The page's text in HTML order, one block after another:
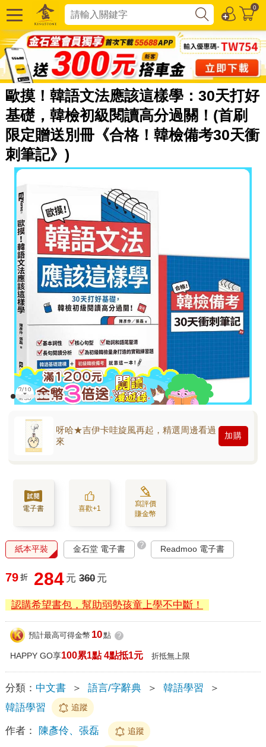
0
歐摸！韓語文法應該這樣學：30天打好
基礎，韓檢初級閱讀高分過關！(首刷
限定贈送別冊《合格！韓檢備考30天衝
刺筆記》)
呀哈★吉伊卡哇旋風再起，精選周邊看過
來
加購
電子書 喜歡+1
寫評價
賺金幣
紙本平裝 金石堂 電子書 ? Readmoo 電子書
79 折 284 元 360 元
認購希望書包，幫助弱勢孩童上學不中斷！
預計最高可得金幣 10點 ?
HAPPY GO享100累1點 4點抵1元 折抵無上限
分類： 中文書 ＞ 語言/字辭典 ＞ 韓語學習
＞
韓語學習
追蹤
作者： 陳彥伶、張磊 追蹤